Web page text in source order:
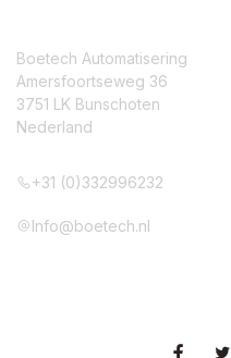
Boetech Automatisering
Amersfoortseweg 36
3751 LK Bunschoten
Nederland
+31 (0)332996232
Info@boetech.nl